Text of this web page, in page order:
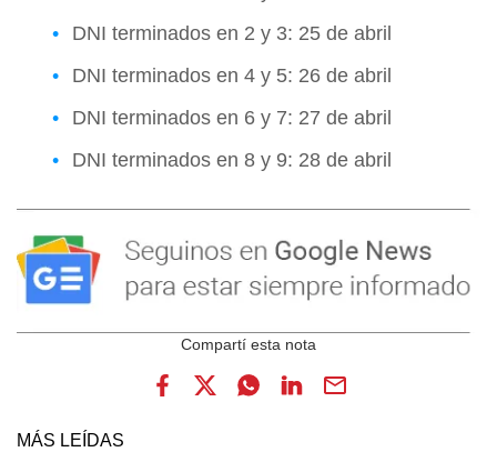
DNI terminados en 2 y 3: 25 de abril
DNI terminados en 4 y 5: 26 de abril
DNI terminados en 6 y 7: 27 de abril
DNI terminados en 8 y 9: 28 de abril
MÁS LEÍDAS